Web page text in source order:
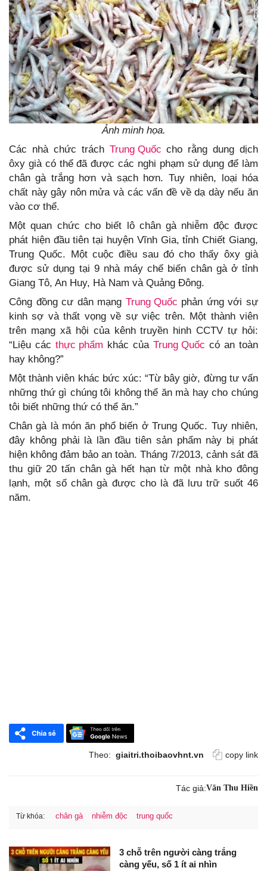
Ảnh minh họa.
Các nhà chức trách Trung Quốc cho rằng dung dịch
ôxy già có thể đã được các nghi phạm sử dụng để làm
chân gà trắng hơn và sạch hơn. Tuy nhiên, loại hóa
chất này gây nôn mửa và các vấn đề về dạ dày nếu ăn
vào cơ thể.
Một quan chức cho biết lô chân gà nhiễm độc được
phát hiện đầu tiên tại huyện Vĩnh Gia, tỉnh Chiết Giang,
Trung Quốc. Một cuộc điều sau đó cho thấy ôxy già
được sử dụng tại 9 nhà máy chế biến chân gà ở tỉnh
Giang Tô, An Huy, Hà Nam và Quảng Đông.
Công đồng cư dân mạng Trung Quốc phản ứng với sự
kinh sợ và thất vọng về sự việc trên. Một thành viên
trên mạng xã hội của kênh truyền hinh CCTV tự hỏi:
“Liệu các thực phẩm khác của Trung Quốc có an toàn
hay không?”
Một thành viên khác bức xúc: “Từ bây giờ, đừng tư vấn
những thứ gì chúng tôi không thể ăn mà hay cho chúng
tôi biết những thứ có thể ăn.”
Chân gà là món ăn phổ biến ở Trung Quốc. Tuy nhiên,
đây không phải là lần đầu tiên sản phẩm này bị phát
hiện không đảm bảo an toàn. Tháng 7/2013, cảnh sát đã
thu giữ 20 tấn chân gà hết hạn từ một nhà kho đông
lạnh, một số chân gà được cho là đã lưu trữ suốt 46
năm.
Theo: giaitri.thoibaovhnt.vn copy link
Tác giả:Văn Thu Hiền
Từ khóa: chân gà nhiễm độc trung quốc
3 chỗ trên người càng trắng
càng yếu, số 1 ít ai nhìn